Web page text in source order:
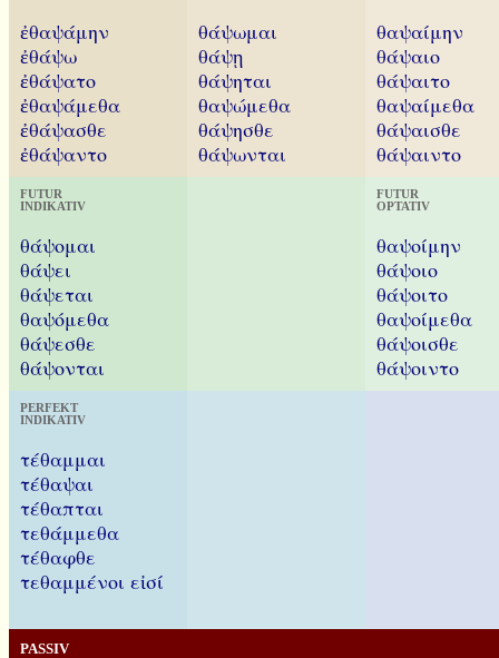
ἐθαψάμην
ἐθάψω
ἐθάψατο
ἐθαψάμεθα
ἐθάψασθε
ἐθάψαντο
θάψωμαι
θάψῃ
θάψηται
θαψώμεθα
θάψησθε
θάψωνται
θαψαίμην
θάψαιο
θάψαιτο
θαψαίμεθα
θάψαισθε
θάψαιντο
FUTUR
INDIKATIV
θάψομαι
θάψει
θάψεται
θαψόμεθα
θάψεσθε
θάψονται
FUTUR
OPTATIV
θαψοίμην
θάψοιο
θάψοιτο
θαψοίμεθα
θάψοισθε
θάψοιντο
PERFEKT
INDIKATIV
τέθαμμαι
τέθαψαι
τέθαπται
τεθάμμεθα
τέθαφθε
τεθαμμένοι εἰσί
PASSIV